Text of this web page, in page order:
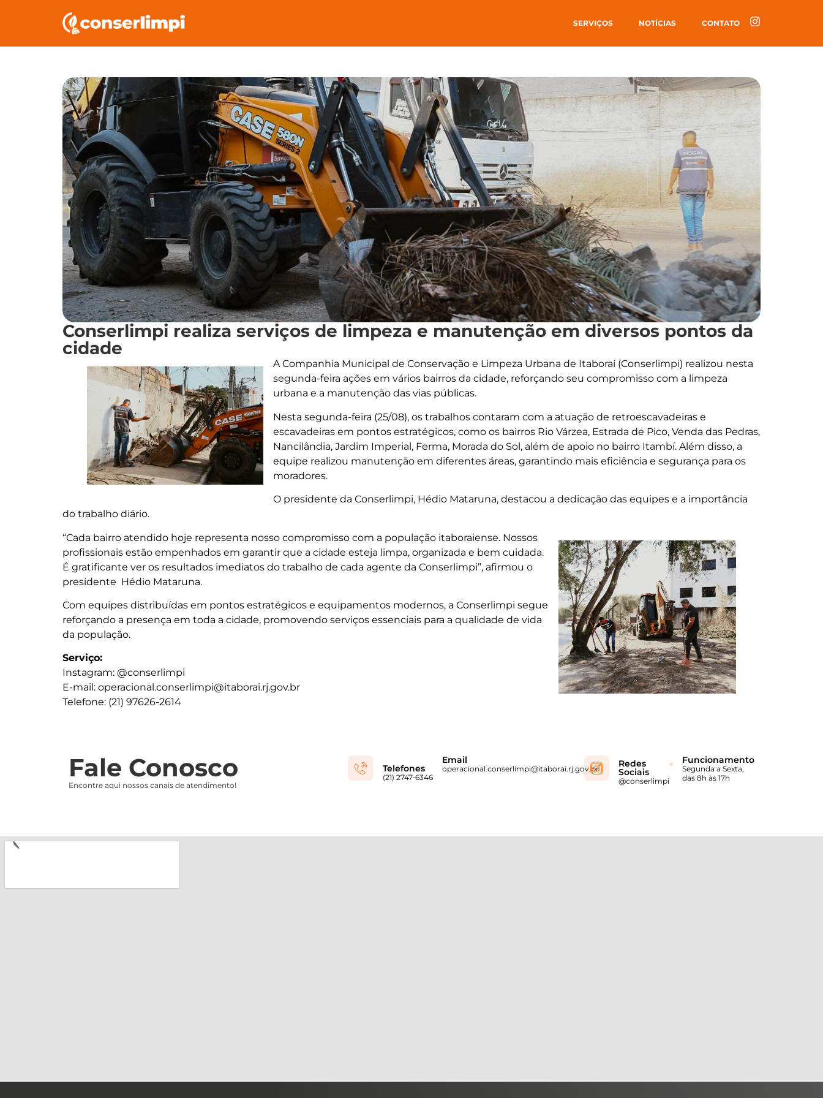
SERVIÇOS NOTÍCIAS CONTATO
Conserlimpi realiza serviços de limpeza e manutenção em diversos pontos da
cidade
A Companhia Municipal de Conservação e Limpeza Urbana de Itaboraí (Conserlimpi) realizou nesta
segunda-feira ações em vários bairros da cidade, reforçando seu compromisso com a limpeza
urbana e a manutenção das vias públicas.
Nesta segunda-feira (25/08), os trabalhos contaram com a atuação de retroescavadeiras e
escavadeiras em pontos estratégicos, como os bairros Rio Várzea, Estrada de Pico, Venda das Pedras,
Nancilândia, Jardim Imperial, Ferma, Morada do Sol, além de apoio no bairro Itambí. Além disso, a
equipe realizou manutenção em diferentes áreas, garantindo mais eficiência e segurança para os
moradores.
O presidente da Conserlimpi, Hédio Mataruna, destacou a dedicação das equipes e a importância
do trabalho diário.
“Cada bairro atendido hoje representa nosso compromisso com a população itaboraiense. Nossos
profissionais estão empenhados em garantir que a cidade esteja limpa, organizada e bem cuidada.
É gratificante ver os resultados imediatos do trabalho de cada agente da Conserlimpi”, afirmou o
presidente Hédio Mataruna.
Com equipes distribuídas em pontos estratégicos e equipamentos modernos, a Conserlimpi segue
reforçando a presença em toda a cidade, promovendo serviços essenciais para a qualidade de vida
da população.
Serviço:
Instagram: @conserlimpi
E-mail: operacional.conserlimpi@itaborai.rj.gov.br
Telefone: (21) 97626-2614
Fale Conosco
Encontre aqui nossos canais de atendimento!
Telefones
(21) 2747‑6346‬
Email
operacional.conserlimpi@itaborai.rj.gov.br Redes
Sociais
@conserlimpi
Funcionamento
Segunda a Sexta,
das 8h às 17h